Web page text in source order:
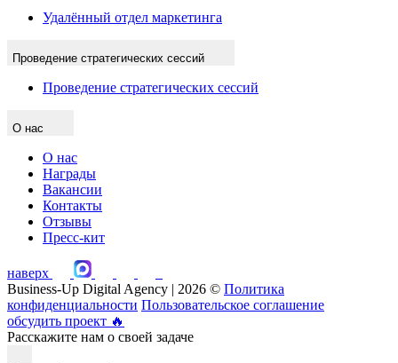
Удалённый отдел маркетинга
Проведение стратегических сессий
Проведение стратегических сессий
О нас
О нас
Награды
Вакансии
Контакты
Отзывы
Пресс-кит
наверх
Business-Up Digital Agency | 2026 © Политика
конфиденциальности Пользовательское соглашение
обсудить проект 🔥
Расскажите нам о своей задаче